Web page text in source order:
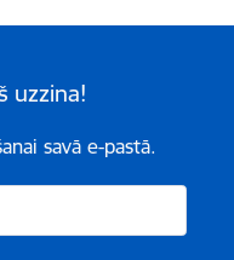
uzzina!
savā e-pastā.